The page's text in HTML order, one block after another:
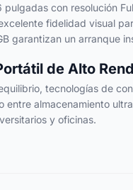
con resolución
fidelidad visual
garantizan un arranque
de Alto
tecnologías de
almacenamiento
y oficinas.